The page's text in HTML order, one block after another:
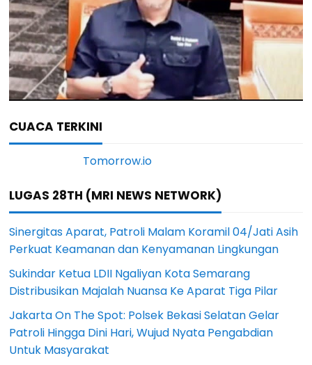
CUACA TERKINI
LUGAS 28TH (MRI NEWS NETWORK)
Sinergitas Aparat, Patroli Malam Koramil 04/Jati Asih
Perkuat Keamanan dan Kenyamanan Lingkungan
Sukindar Ketua LDII Ngaliyan Kota Semarang
Distribusikan Majalah Nuansa Ke Aparat Tiga Pilar
Jakarta On The Spot: Polsek Bekasi Selatan Gelar
Patroli Hingga Dini Hari, Wujud Nyata Pengabdian
Untuk Masyarakat